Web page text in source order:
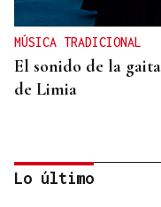
MÚSICA TRADICIONAL
El sonido de la
de Limia
Lo último